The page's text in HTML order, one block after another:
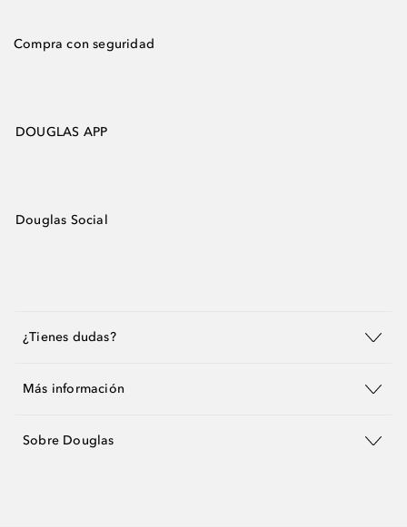
Compra con seguridad
DOUGLAS APP
Douglas Social
¿Tienes dudas?
Más información
Sobre Douglas